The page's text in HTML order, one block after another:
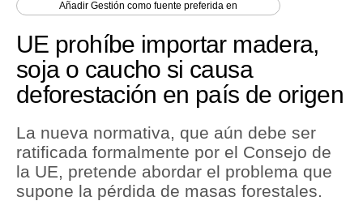
Economía
Mercados
Política
AñadirGestión como fuente preferida en
UE prohíbe importar madera,
soja o caucho si causa
deforestación en país de origen
La nueva normativa, que aún debe ser
ratificada formalmente por el Consejo de
la UE, pretende abordar el problema que
supone la pérdida de masas forestales.